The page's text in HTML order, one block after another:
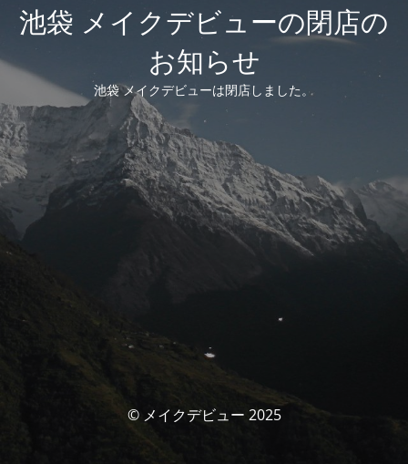
池袋 メイクデビューの閉店の
お知らせ
池袋 メイクデビューは閉店しました。
© メイクデビュー 2025